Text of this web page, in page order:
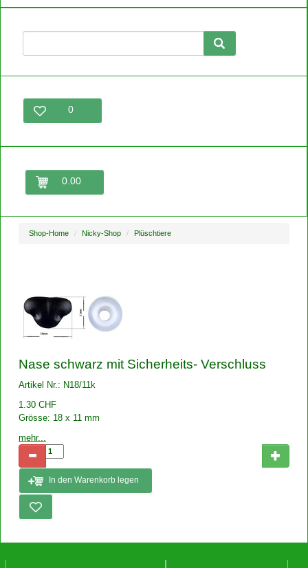
0
0.00
Shop-Home Nicky-Shop Plüschtiere
Nase schwarz mit Sicherheits- Verschluss
Artikel Nr.: N18/11k
1.30 CHF
Grösse: 18 x 11 mm
mehr...
In den Warenkorb legen